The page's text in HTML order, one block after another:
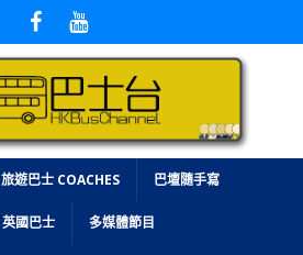
旅遊巴士 COACHES 巴壇隨手寫
英國巴士 多媒體節目